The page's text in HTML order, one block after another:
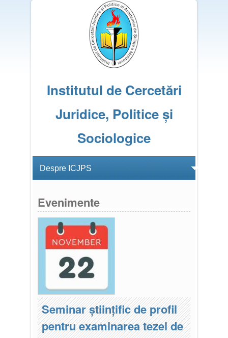
Institutul de Cercetări
Juridice, Politice și
Sociologice
Evenimente
Seminar științific de profil
pentru examinarea tezei de